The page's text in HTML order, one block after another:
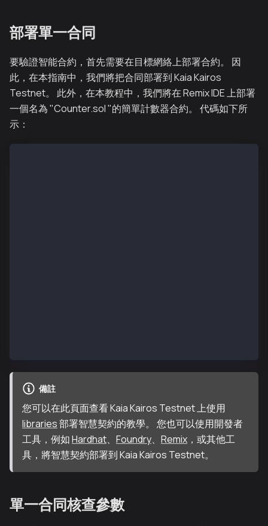
部署單一合同
要驗證智能合約，首先需要在目標網絡上部署合約。 因
此，在本指南中，我們將把合同部署到 Kaia Kairos
Testnet。 此外，在本教程中，我們將在 Remix IDE 上部署
一個名為 "Counter.sol "的簡單計數器合約。 代碼如下所
示：
備註
您可以在此頁面查看 Kaia Kairos Testnet 上使用
libraries部署智慧契約的教學。 您也可以使用開發者
工具，例如Hardhat、 Foundry、 Remix ，或其他工
具，將智慧契約部署到 Kaia Kairos Testnet。
單一合同核查參數